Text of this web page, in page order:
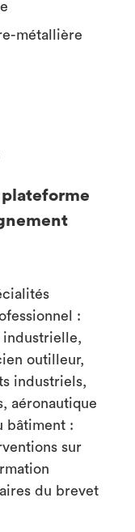
métallière
:
industrielle,
outilleur,
industriels,
aéronautique
bâtiment :
sur
du brevet